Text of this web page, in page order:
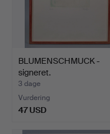
BLUMENSCHMUCK -
signeret.
3 dage
Vurdering
47 USD